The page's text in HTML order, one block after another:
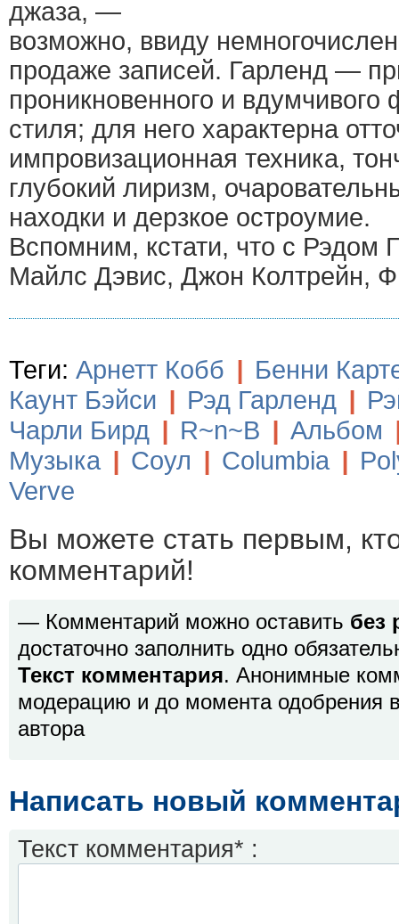
джаза, —
возможно, ввиду
продаже записей. Гарленд —
проникновенного и вдумчивого
стиля; для него характерна
импровизационная техника,
глубокий лиризм,
находки и дерзкое остроумие.
Вспомним, кстати, что с Рэдом
Майлс Дэвис, Джон Колтрейн,
Теги: Арнетт Кобб | Бенни
Каунт Бэйси | Рэд Гарленд |
Чарли Бирд | R~n~B | Альбом
Музыка | Соул | Columbia |
Verve
Вы можете стать первым,
комментарий!
— Комментарий можно оставить без
достаточно заполнить одно
Текст комментария. Анонимные
модерацию и до момента одобрения
автора
Написать новый
Текст комментария* :